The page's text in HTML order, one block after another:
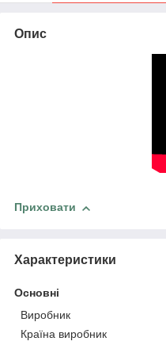
Опис
Приховати
Характеристики
Основні
Виробник
Країна виробник